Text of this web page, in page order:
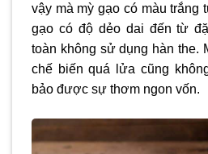
vậy mà mỳ gạo có màu trắng
gạo có độ dẻo dai đến từ
toàn không sử dụng hàn the.
chế biến quá lửa cũng
bảo được sự thơm ngon vốn.